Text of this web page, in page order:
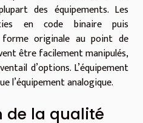
des équipements. Les
en code binaire puis
forme originale au point de
être facilement manipulés,
d’options. L’équipement
l’équipement analogique.
de la qualité